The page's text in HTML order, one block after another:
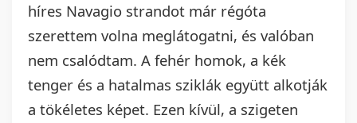
híres Navagio strandot már régóta
szerettem volna meglátogatni, és valóban
nem csalódtam. A fehér homok, a kék
tenger és a hatalmas sziklák együtt alkotják
a tökéletes képet. Ezen kívül, a szigeten